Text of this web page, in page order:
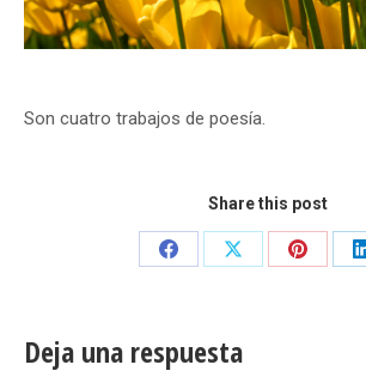
Son cuatro trabajos de poesía.
Share this post
Share
Share
Share
Deja una respuesta